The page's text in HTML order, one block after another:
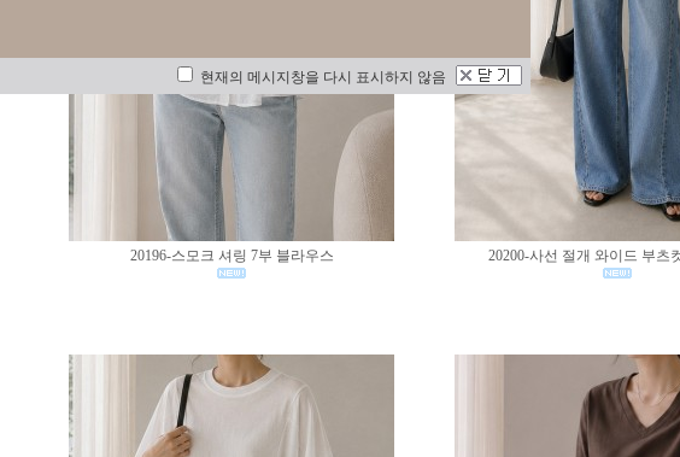
20196-스모크 셔링 7부 블라우스 20200-사선 절개 와이드 부츠
현재의 메시지창을 다시 표시하지 않음